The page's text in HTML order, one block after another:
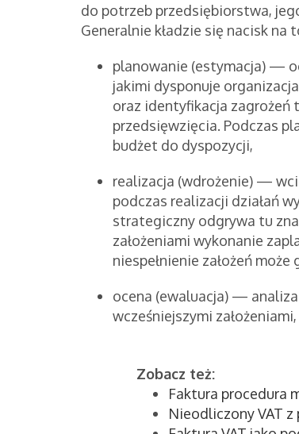
do potrzeb przedsiębiorstwa,
Generalnie kładzie się nacisk na
planowanie (estymacja) —
jakimi dysponuje
oraz identyfikacja zagrożeń
przedsięwzięcia. Podczas
budżet do dyspozycji,
realizacja (wdrożenie) —
podczas realizacji działań
strategiczny odgrywa tu
założeniami wykonanie
niespełnienie założeń
ocena (ewaluacja) —
wcześniejszymi
Zobacz też:
Faktura procedura
Nieodliczony VAT